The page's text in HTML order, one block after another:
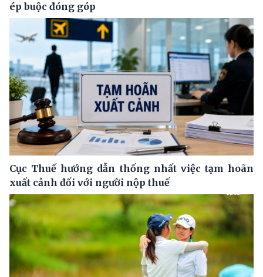
ép buộc đóng góp
Cục Thuế hướng dẫn thống nhất việc tạm hoãn
xuất cảnh đối với người nộp thuế